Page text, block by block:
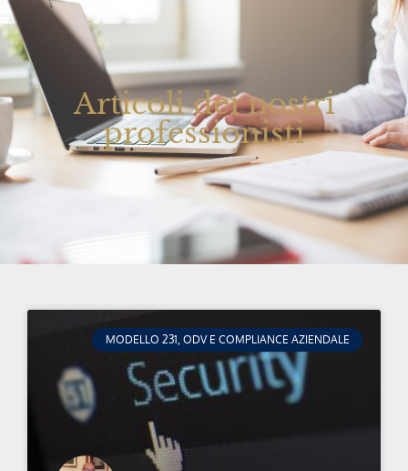
Articoli dei nostri
professionisti
MODELLO 231, ODV E COMPLIANCE AZIENDALE